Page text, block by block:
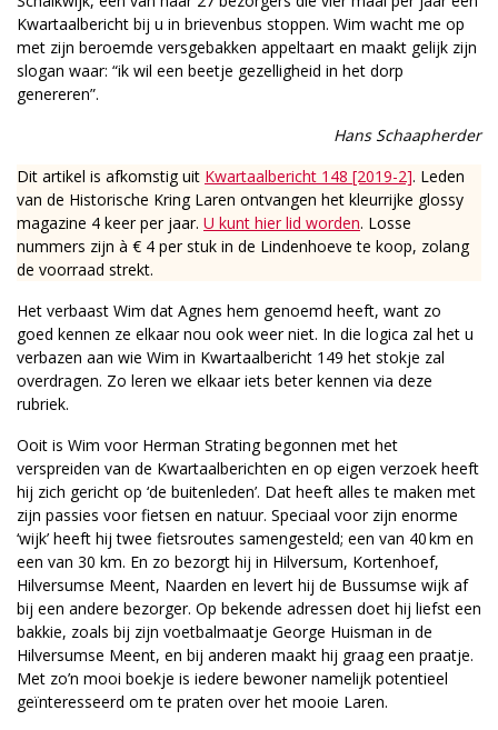
Kwartaalbericht bij u in brievenbus stoppen. Wim wacht me op
met zijn beroemde versgebakken appeltaart en maakt gelijk zijn
slogan waar: “ik wil een beetje gezelligheid in het dorp
genereren”.
Hans Schaapherder
Dit artikel is afkomstig uit Kwartaalbericht 148 [2019-2]. Leden
van de Historische Kring Laren ontvangen het kleurrijke glossy
magazine 4 keer per jaar. U kunt hier lid worden. Losse
nummers zijn à € 4 per stuk in de Lindenhoeve te koop, zolang
de voorraad strekt.
Het verbaast Wim dat Agnes hem genoemd heeft, want zo
goed kennen ze elkaar nou ook weer niet. In die logica zal het u
verbazen aan wie Wim in Kwartaalbericht 149 het stokje zal
overdragen. Zo leren we elkaar iets beter kennen via deze
rubriek.
Ooit is Wim voor Herman Strating begonnen met het
verspreiden van de Kwartaalberichten en op eigen verzoek heeft
hij zich gericht op ‘de buitenleden’. Dat heeft alles te maken met
zijn passies voor fietsen en natuur. Speciaal voor zijn enorme
‘wijk’ heeft hij twee fietsroutes samengesteld; een van 40 km en
een van 30 km. En zo bezorgt hij in Hilversum, Kortenhoef,
Hilversumse Meent, Naarden en levert hij de Bussumse wijk af
bij een andere bezorger. Op bekende adressen doet hij liefst een
bakkie, zoals bij zijn voetbalmaatje George Huisman in de
Hilversumse Meent, en bij anderen maakt hij graag een praatje.
Met zo’n mooi boekje is iedere bewoner namelijk potentieel
geïnteresseerd om te praten over het mooie Laren.